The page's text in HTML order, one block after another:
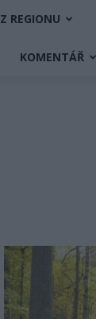
Z REGIONU
KOMENTÁŘ